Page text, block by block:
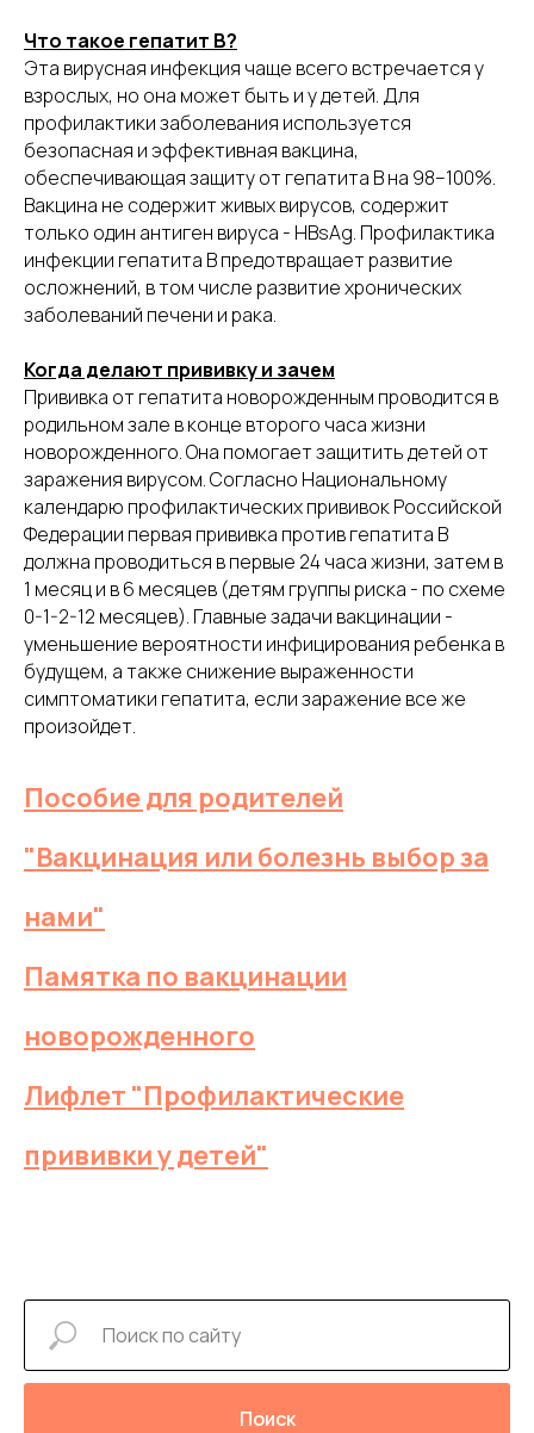
Что такое гепатит B?
Эта вирусная инфекция чаще всего встречается у
взрослых, но она может быть и у детей. Для
профилактики заболевания используется
безопасная и эффективная вакцина,
обеспечивающая защиту от гепатита В на 98–100%.
Вакцина не содержит живых вирусов, содержит
только один антиген вируса - HBsAg. Профилактика
инфекции гепатита В предотвращает развитие
осложнений, в том числе развитие хронических
заболеваний печени и рака.
Когда делают прививку и зачем
Прививка от гепатита новорожденным проводится в
родильном зале в конце второго часа жизни
новорожденного. Она помогает защитить детей от
заражения вирусом. Согласно Национальному
календарю профилактических прививок Российской
Федерации первая прививка против гепатита В
должна проводиться в первые 24 часа жизни, затем в
1 месяц и в 6 месяцев (детям группы риска - по схеме
0-1-2-12 месяцев). Главные задачи вакцинации -
уменьшение вероятности инфицирования ребенка в
будущем, а также снижение выраженности
симптоматики гепатита, если заражение все же
произойдет.
Пособие для родителей
"Вакцинация или болезнь выбор за
нами"
Памятка по вакцинации
новорожденного
Лифлет "Профилактические
прививки у детей"
Поиск